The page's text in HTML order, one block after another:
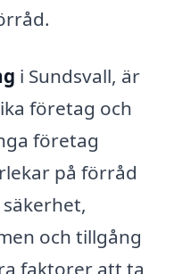
i Sundsvall, är
företag och
företag
på förråd
och tillgång
faktorer att ta